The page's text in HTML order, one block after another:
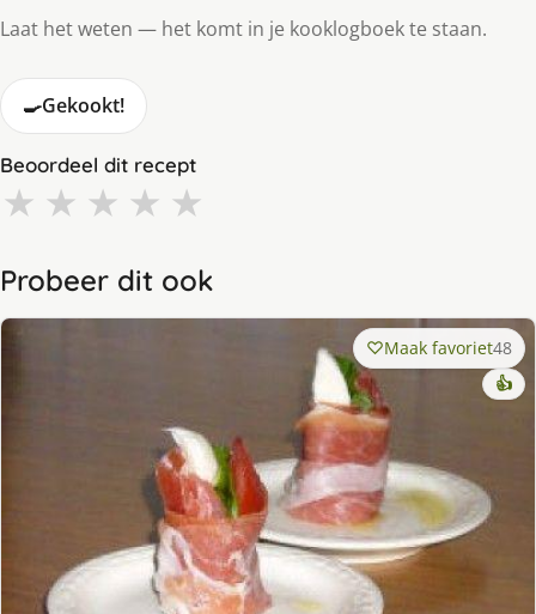
Laat het weten — het komt in je kooklogboek te staan.
🍳Gekookt!
Beoordeel dit recept
★ ★ ★ ★ ★
Probeer dit ook
Maak favoriet48
👍